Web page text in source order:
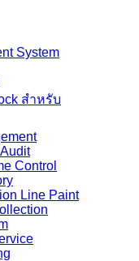
System
สำหรับ
Control
Line Paint